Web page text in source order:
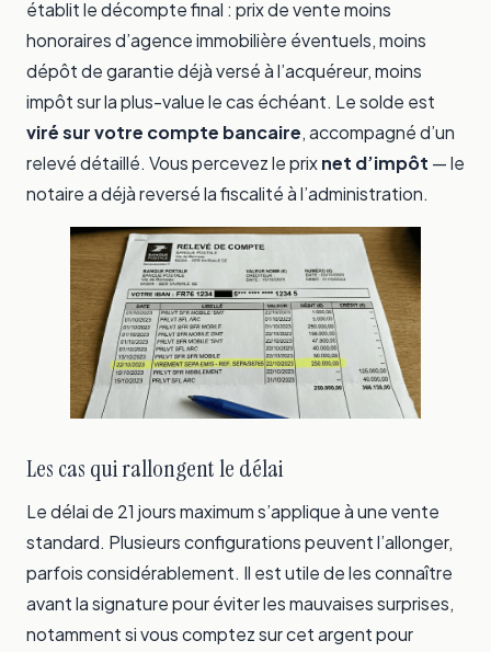
établit le décompte final : prix de vente moins
honoraires d’agence immobilière éventuels, moins
dépôt de garantie déjà versé à l’acquéreur, moins
impôt sur la plus-value le cas échéant. Le solde est
viré sur votre compte bancaire, accompagné d’un
relevé détaillé. Vous percevez le prixnet d’impôt — le
notaire a déjà reversé la fiscalité à l’administration.
Les cas qui rallongent le délai
Le délai de 21 jours maximum s’applique à une vente
standard. Plusieurs configurations peuvent l’allonger,
parfois considérablement. Il est utile de les connaître
avant la signature pour éviter les mauvaises surprises,
notamment si vous comptez sur cet argent pour